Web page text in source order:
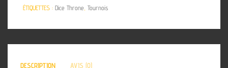
ÉTIQUETTES : Dice Throne Tournois
DESCRIPTION AVIS (0)